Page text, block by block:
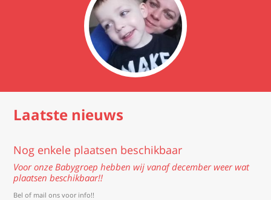
Featured
Laatste nieuws
Nog enkele plaatsen beschikbaar
Voor onze Babygroep hebben wij vanaf december weer wat
plaatsen beschikbaar!!
Bel of mail ons voor info!!